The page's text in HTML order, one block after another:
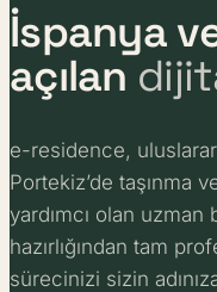
İspanya
açılan
e-residence,
Portekiz’de taşınma
yardımcı olan
hazırlığından tam
sürecinizi sizin